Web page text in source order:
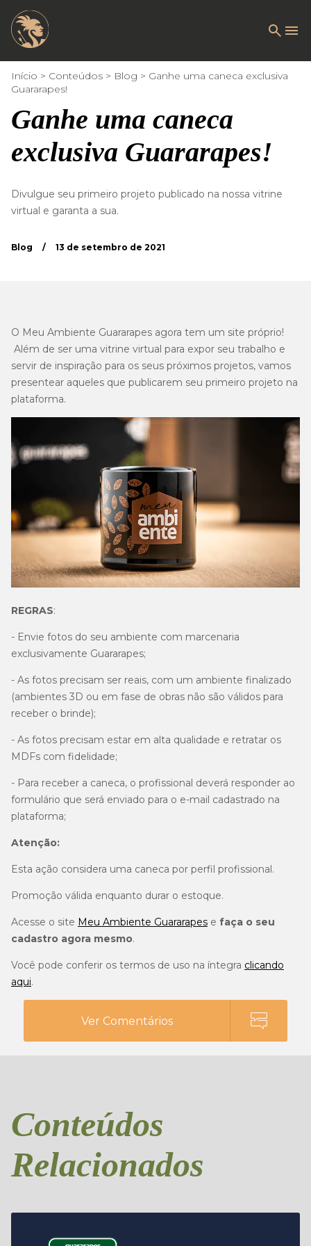
Início Conteúdos Blog
Ganhe uma caneca exclusiva
Guararapes!
Ganhe uma caneca
exclusiva Guararapes!
Divulgue seu primeiro projeto publicado na nossa vitrine
virtual e garanta a sua.
Blog / 13 de setembro de 2021
O Meu Ambiente Guararapes agora tem um site próprio!
Além de ser uma vitrine virtual para expor seu trabalho e
servir de inspiração para os seus próximos projetos, vamos
presentear aqueles que publicarem seu primeiro projeto na
plataforma.
REGRAS:
- Envie fotos do seu ambiente com marcenaria
exclusivamente Guararapes;
- As fotos precisam ser reais, com um ambiente finalizado
(ambientes 3D ou em fase de obras não são válidos para
receber o brinde);
- As fotos precisam estar em alta qualidade e retratar os
MDFs com fidelidade;
- Para receber a caneca, o profissional deverá responder ao
formulário que será enviado para o e-mail cadastrado na
plataforma;
Atenção:
Esta ação considera uma caneca por perfil profissional.
Promoção válida enquanto durar o estoque.
Acesse o site Meu Ambiente Guararapes e faça o seu
cadastro agora mesmo.
Você pode conferir os termos de uso na íntegra clicando
aqui.
Ver Comentários
Conteúdos
Relacionados